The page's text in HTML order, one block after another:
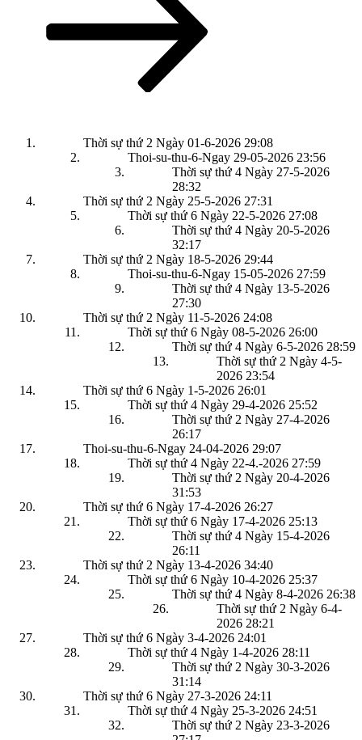
Thời sự thứ 2 Ngày 01-6-2026 29:08
Thoi-su-thu-6-Ngay 29-05-2026 23:56
Thời sự thứ 4 Ngày 27-5-2026
28:32
Thời sự thứ 2 Ngày 25-5-2026 27:31
Thời sự thứ 6 Ngày 22-5-2026 27:08
Thời sự thứ 4 Ngày 20-5-2026
32:17
Thời sự thứ 2 Ngày 18-5-2026 29:44
Thoi-su-thu-6-Ngay 15-05-2026 27:59
Thời sự thứ 4 Ngày 13-5-2026
27:30
Thời sự thứ 2 Ngày 11-5-2026 24:08
Thời sự thứ 6 Ngày 08-5-2026 26:00
Thời sự thứ 4 Ngày 6-5-2026 28:59
Thời sự thứ 2 Ngày 4-5-
2026 23:54
Thời sự thứ 6 Ngày 1-5-2026 26:01
Thời sự thứ 4 Ngày 29-4-2026 25:52
Thời sự thứ 2 Ngày 27-4-2026
26:17
Thoi-su-thu-6-Ngay 24-04-2026 29:07
Thời sự thứ 4 Ngày 22-4.-2026 27:59
Thời sự thứ 2 Ngày 20-4-2026
31:53
Thời sự thứ 6 Ngày 17-4-2026 26:27
Thời sự thứ 6 Ngày 17-4-2026 25:13
Thời sự thứ 4 Ngày 15-4-2026
26:11
Thời sự thứ 2 Ngày 13-4-2026 34:40
Thời sự thứ 6 Ngày 10-4-2026 25:37
Thời sự thứ 4 Ngày 8-4-2026 26:38
Thời sự thứ 2 Ngày 6-4-
2026 28:21
Thời sự thứ 6 Ngày 3-4-2026 24:01
Thời sự thứ 4 Ngày 1-4-2026 28:11
Thời sự thứ 2 Ngày 30-3-2026
31:14
Thời sự thứ 6 Ngày 27-3-2026 24:11
Thời sự thứ 4 Ngày 25-3-2026 24:51
Thời sự thứ 2 Ngày 23-3-2026